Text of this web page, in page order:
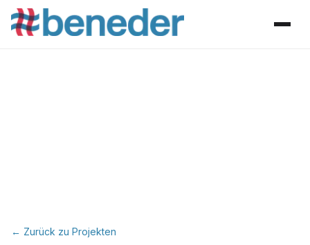
← Zurück zu Projekten